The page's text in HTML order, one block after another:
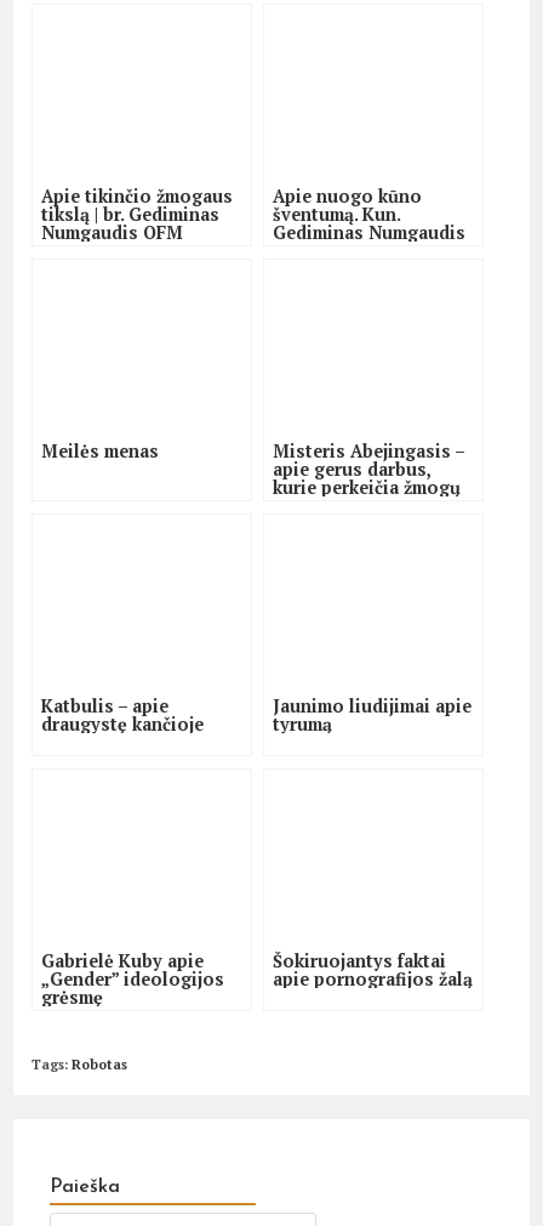
Apie tikinčio žmogaus
tikslą | br. Gediminas
Numgaudis OFM
Apie nuogo kūno
šventumą. Kun.
Gediminas Numgaudis
Meilės menas Misteris Abejingasis –
apie gerus darbus,
kurie perkeičia žmogų
Katbulis – apie
draugystę kančioje
Jaunimo liudijimai apie
tyrumą
Gabrielė Kuby apie
„Gender” ideologijos
grėsmę
Šokiruojantys faktai
apie pornografijos žalą
Tags:Robotas
Paieška